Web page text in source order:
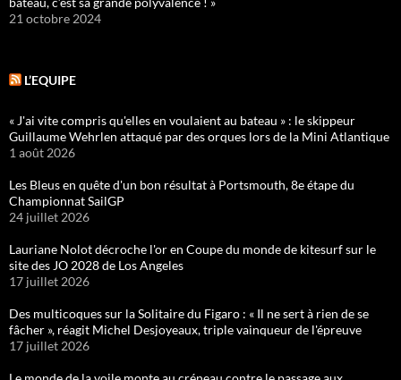
21 octobre 2024
L’EQUIPE
« J'ai vite compris qu'elles en voulaient au bateau » : le skippeur
Guillaume Wehrlen attaqué par des orques lors de la Mini Atlantique
1 août 2026
Les Bleus en quête d'un bon résultat à Portsmouth, 8e étape du
Championnat SailGP
24 juillet 2026
Lauriane Nolot décroche l'or en Coupe du monde de kitesurf sur le
site des JO 2028 de Los Angeles
17 juillet 2026
Des multicoques sur la Solitaire du Figaro : « Il ne sert à rien de se
fâcher », réagit Michel Desjoyeaux, triple vainqueur de l'épreuve
17 juillet 2026